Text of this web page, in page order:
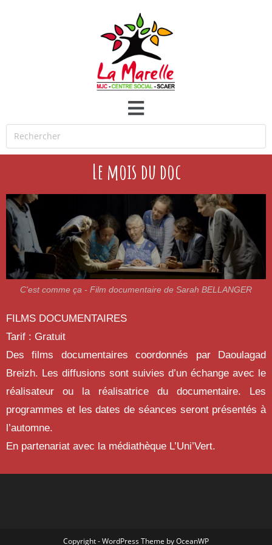
Le mois du doc
C'est comme ça - Film documentaire de Sarah BELLANGER
FILMS DOCUMENTAIRES
Tarif : Gratuit
Des films documentaires coordonnés par Daoulagad
Breizh. Les diffusions sont suivies d’un échange avec le
réalisateur ou la réalisatrice du documentaire. Les
programmes et les dates de séances seront présentés à
l’automne.
En partenariat avec la médiathèque L’Uni’Vert.
Copyright - WordPress Theme by OceanWP